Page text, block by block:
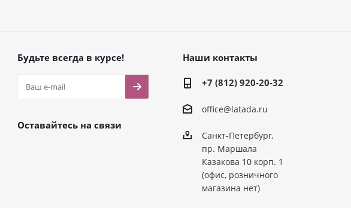
Будьте всегда в курсе!
Оставайтесь на связи
Наши контакты
+7 (812) 920-20-32
office@latada.ru
Санкт-Петербург,
пр. Маршала
Казакова 10 корп. 1
(офис, розничного
магазина нет)